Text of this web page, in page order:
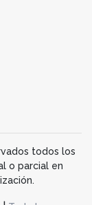
todos los
o parcial en